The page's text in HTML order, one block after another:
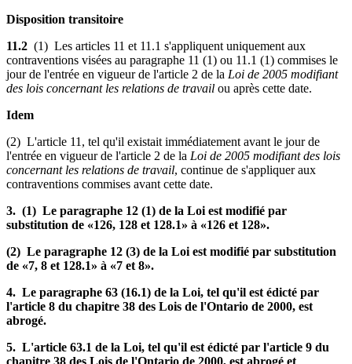
Disposition transitoire
11.2 (1) Les articles 11 et 11.1 s'appliquent uniquement aux
contraventions visées au paragraphe 11 (1) ou 11.1 (1) commises le
jour de l'entrée en vigueur de l'article 2 de la Loi de 2005 modifiant
des lois concernant les relations de travail ou après cette date.
Idem
(2) L'article 11, tel qu'il existait immédiatement avant le jour de
l'entrée en vigueur de l'article 2 de la Loi de 2005 modifiant des lois
concernant les relations de travail, continue de s'appliquer aux
contraventions commises avant cette date.
3. (1) Le paragraphe 12 (1) de la Loi est modifié par
substitution de «126, 128 et 128.1» à «126 et 128».
(2) Le paragraphe 12 (3) de la Loi est modifié par substitution
de «7, 8 et 128.1» à «7 et 8».
4. Le paragraphe 63 (16.1) de la Loi, tel qu'il est édicté par
l'article 8 du chapitre 38 des Lois de l'Ontario de 2000, est
abrogé.
5. L'article 63.1 de la Loi, tel qu'il est édicté par l'article 9 du
chapitre 38 des Lois de l'Ontario de 2000, est abrogé et